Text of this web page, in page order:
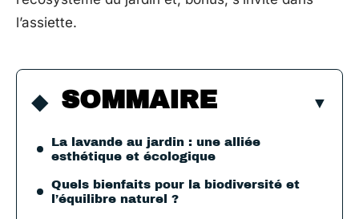
l’assiette.
SOMMAIRE
La lavande au jardin : une alliée
esthétique et écologique
Quels bienfaits pour la biodiversité et
l’équilibre naturel ?